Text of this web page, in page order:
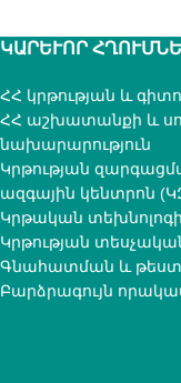
ԿԱՐԵՒՈՐ ՀՂՈՒՄՆԵՐ
ՀՀ կրթության և
ՀՀ աշխատանքի և
նախարարություն
Կրթության
ազգային կենտրոն
Կրթական
Կրթության
Գնահատման և
Բարձրագույն